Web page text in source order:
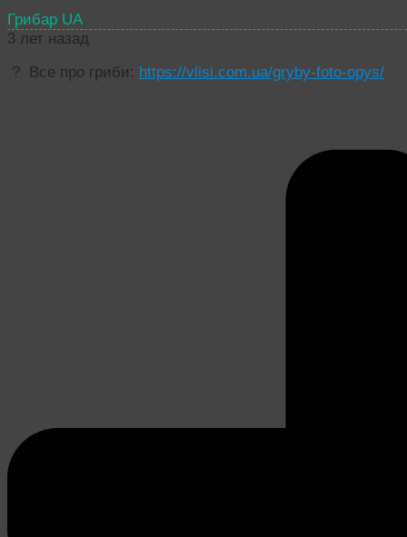
Грибар UA
3 лет назад
?
Все про гриби: https://vlisi.com.ua/gryby-foto-opys/